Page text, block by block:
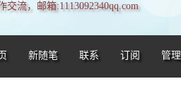
交流，邮箱:1113092340qq.com
新随笔 联系 订阅 管理